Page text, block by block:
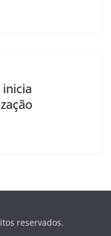
inicia
reservados.